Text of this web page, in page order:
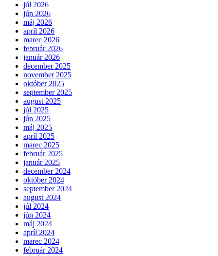
júl 2026
jún 2026
máj 2026
apríl 2026
marec 2026
február 2026
január 2026
december 2025
november 2025
október 2025
september 2025
august 2025
júl 2025
jún 2025
máj 2025
apríl 2025
marec 2025
február 2025
január 2025
december 2024
október 2024
september 2024
august 2024
júl 2024
jún 2024
máj 2024
apríl 2024
marec 2024
február 2024